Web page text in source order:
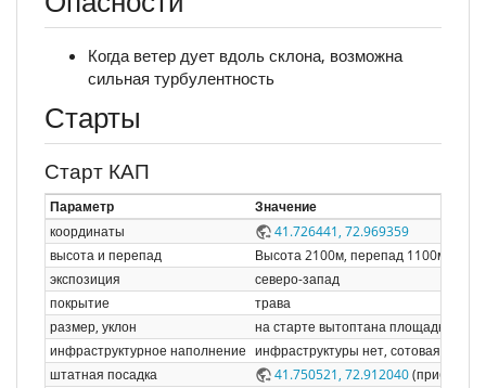
Когда ветер дует вдоль склона, возможна
сильная турбулентность
Старты
Старт КАП
Параметр
Значение
координаты
41.726441, 72.969359
высота и перепад
Высота 2100м, перепад 1100м
экспозиция
северо-запад
покрытие
трава
размер, уклон
на старте вытоптана площадка
инфраструктурное наполнение инфраструктуры нет, сотовая связь
штатная посадка
41.750521, 72.912040